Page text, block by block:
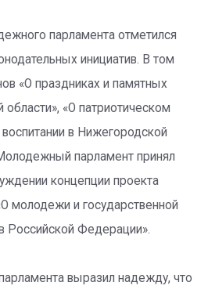
парламента отметился
инициатив. В том
«О праздниках и памятных
«О патриотическом
в Нижегородской
парламент принял
концепции проекта
молодежи и государственной
Российской Федерации».
выразил надежду, что